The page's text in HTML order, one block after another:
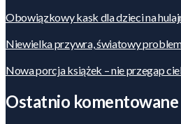
Obowiązkowy kask dla dzieci na
Niewielka przywra, światowy
Nowa porcja książek – nie przegap
Ostatnio komentowane